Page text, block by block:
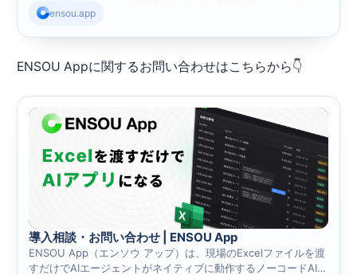
プリです。アプリ設計や操作方法の習得は不要で、チャットに
日本語で指示するだけで、データの登録・更新・集計・分析・
PDF読み取り・レポート作成・定期業務の再実行までAIエージェ
ensou.app
ENSOU Appに関するお問い合わせはこちらから👇
導入相談・お問い合わせ | ENSOU App
ENSOU App（エンソウ アップ）は、現場のExcelファイルを渡
すだけでAIエージェントがネイティブに動作するノーコードAIア